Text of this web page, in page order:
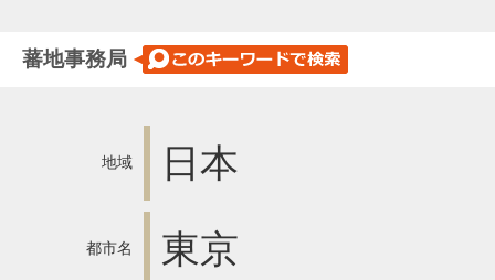
蕃地事務局
地域 日本
都市名 東京